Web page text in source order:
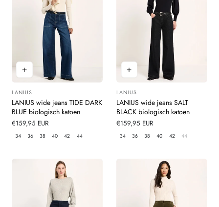
Leverancier:
LANIUS
LANIUS wide jeans TIDE DARK
BLUE biologisch katoen
Normale
prijs
€159,95 EUR
34 36 38 40 42 44
Leverancier:
LANIUS
LANIUS wide jeans SALT
BLACK biologisch katoen
Normale
prijs
€159,95 EUR
34 36 38 40 42 44